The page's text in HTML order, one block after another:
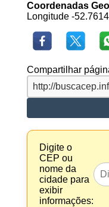
Coordenadas
Longitude -52.7614
Compartilhar
Digite o
CEP ou
nome da
cidade para
exibir
informações: